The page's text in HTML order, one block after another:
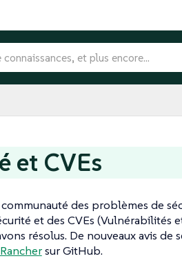
et CVEs
communauté des problèmes de
et des CVEs (Vulnérabilités
résolus. De nouveaux avis de
sur GitHub.